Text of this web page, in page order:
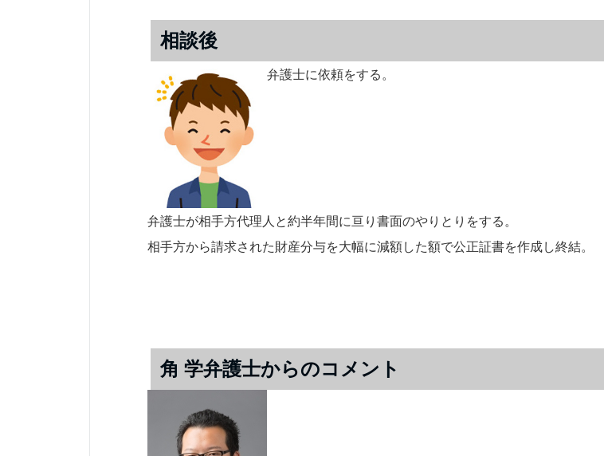
相談後
弁護士に依頼をする。
弁護士が相手方代理人と約半年間に亘り書面のやりとりをする。
相手方から請求された財産分与を大幅に減額した額で公正証書を作成し終結。
角 学弁護士からのコメント